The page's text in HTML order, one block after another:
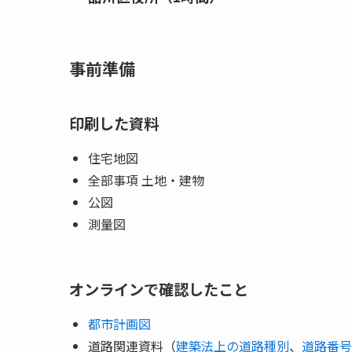
事前準備
印刷した資料
住宅地図
全部事項 土地・建物
公図
測量図
オンラインで確認したこと
都市計画図
道路関連資料（建築法上の道路種別、 道路番